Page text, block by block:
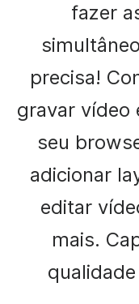
fazer
precisa!
gravar vídeo
seu
adicionar
editar
mais.